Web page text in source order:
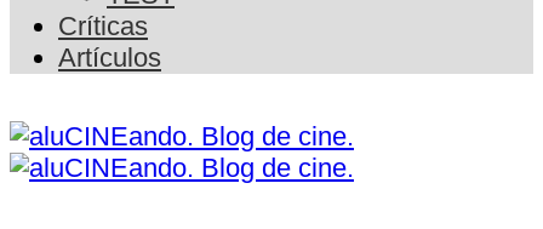
Críticas
Artículos